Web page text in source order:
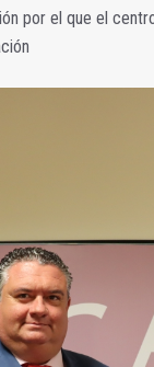
por el que el